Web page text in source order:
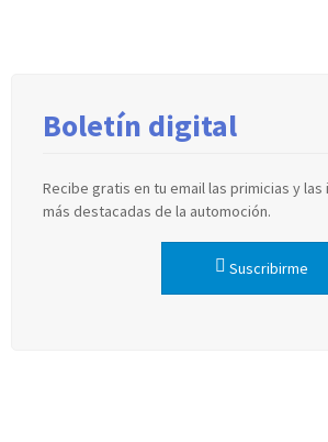
Boletín digital
Recibe gratis en tu email las primicias y
más destacadas de la automoción.
Suscribirme